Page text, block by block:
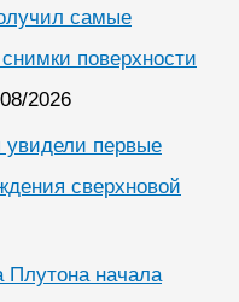
самые
поверхности
2026
первые
сверхновой
начала